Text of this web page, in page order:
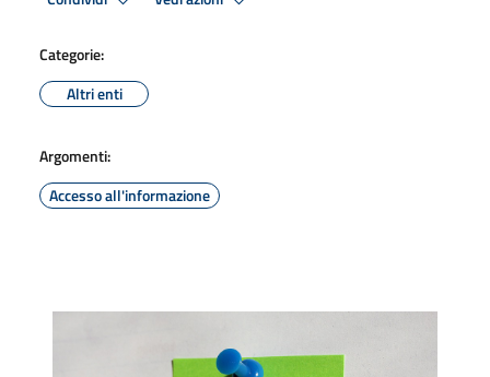
Categorie:
Altri enti
Argomenti:
Accesso all'informazione